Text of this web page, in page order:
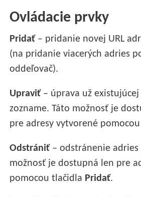
Ovládacie prvky
Pridať – pridanie novej URL
(na pridanie viacerých adries
oddeľovač).
Upraviť – úprava už existujúcej
zozname. Táto možnosť je
pre adresy vytvorené
Odstrániť – odstránenie adries
možnosť je dostupná len pre
pomocou tlačidla Pridať.